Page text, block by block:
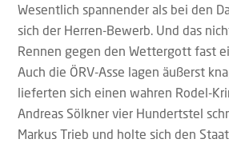
Wesentlich spannender als bei den
sich der Herren-Bewerb. Und das
Rennen gegen den Wettergott fast
Auch die ÖRV-Asse lagen äußerst
lieferten sich einen wahren Rodel-
Andreas Sölkner vier Hundertstel
Markus Trieb und holte sich den